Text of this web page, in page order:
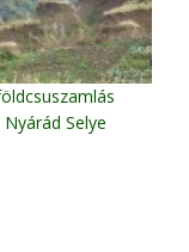
Nyárád Selye